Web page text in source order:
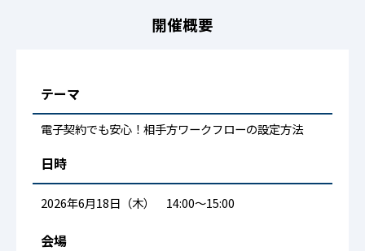
開催概要
テーマ
電子契約でも安心！相手方ワークフローの設定方法
日時
2026年6月18日（木） 14:00～15:00
会場